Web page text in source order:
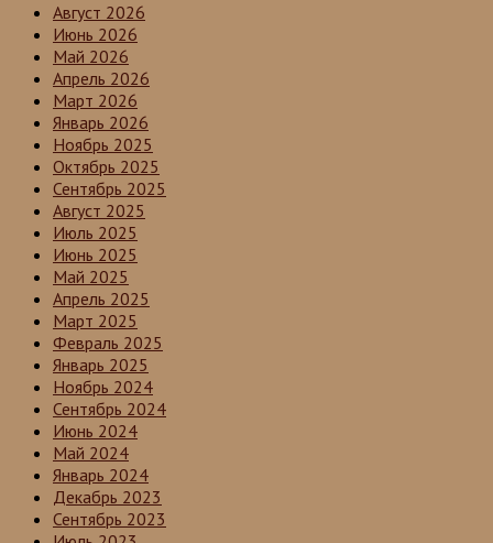
Август 2026
Июнь 2026
Май 2026
Апрель 2026
Март 2026
Январь 2026
Ноябрь 2025
Октябрь 2025
Сентябрь 2025
Август 2025
Июль 2025
Июнь 2025
Май 2025
Апрель 2025
Март 2025
Февраль 2025
Январь 2025
Ноябрь 2024
Сентябрь 2024
Июнь 2024
Май 2024
Январь 2024
Декабрь 2023
Сентябрь 2023